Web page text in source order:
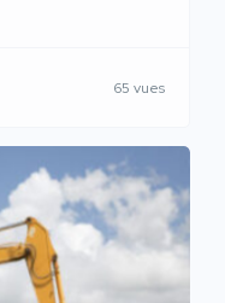
65 vues